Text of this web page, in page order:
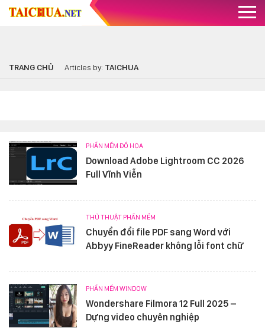
TRANG CHỦ Articles by: TAICHUA
PHẦN MỀM ĐỒ HỌA
Download Adobe Lightroom CC 2026
Full Vĩnh Viễn
THỦ THUẬT PHẦN MỀM
Chuyển đổi file PDF sang Word với
Abbyy FineReader không lỗi font chữ
PHẦN MỀM WINDOW
Wondershare Filmora 12 Full 2025 –
Dựng video chuyên nghiệp